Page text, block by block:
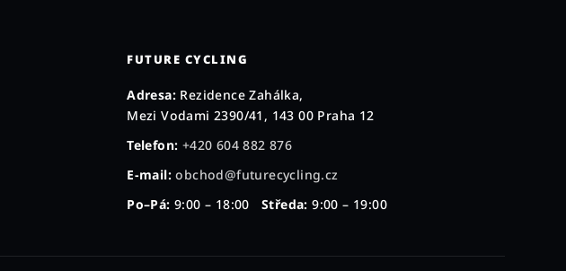
FUTURE CYCLING
Adresa: Rezidence Zahálka,
Mezi Vodami 2390/41, 143 00 Praha 12
Telefon: +420 604 882 876
E-mail: obchod@futurecycling.cz
Po–Pá: 9:00 – 18:00Středa: 9:00 – 19:00